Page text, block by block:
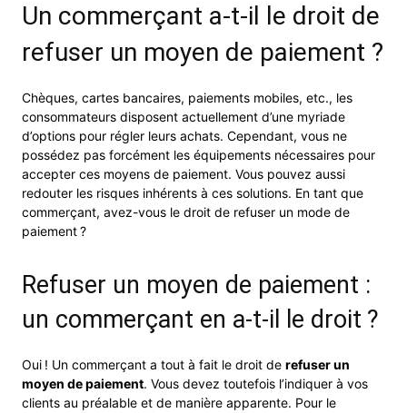
Un commerçant a-t-il le droit de
refuser un moyen de paiement ?
Chèques, cartes bancaires, paiements mobiles, etc., les
consommateurs disposent actuellement d’une myriade
d’options pour régler leurs achats. Cependant, vous ne
possédez pas forcément les équipements nécessaires pour
accepter ces moyens de paiement. Vous pouvez aussi
redouter les risques inhérents à ces solutions. En tant que
commerçant, avez-vous le droit de refuser un mode de
paiement ?
Refuser un moyen de paiement :
un commerçant en a-t-il le droit ?
Oui ! Un commerçant a tout à fait le droit de refuser un
moyen de paiement. Vous devez toutefois l’indiquer à vos
clients au préalable et de manière apparente. Pour le